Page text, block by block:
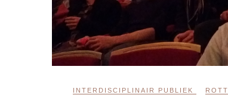
INTERDISCIPLINAIR PUBLIEK